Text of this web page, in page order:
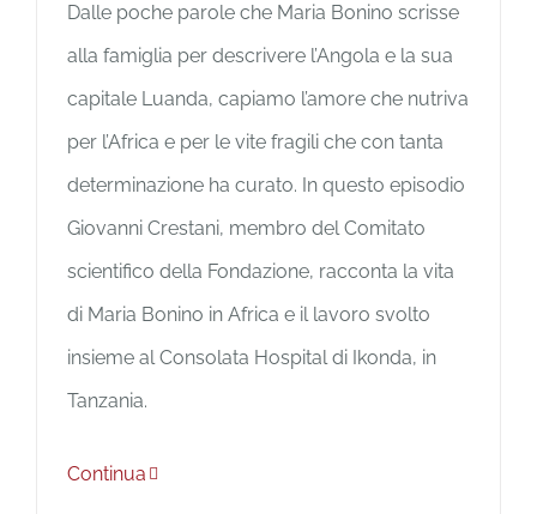
Dalle poche parole che Maria Bonino scrisse
alla famiglia per descrivere l’Angola e la sua
capitale Luanda, capiamo l’amore che nutriva
per l’Africa e per le vite fragili che con tanta
determinazione ha curato. In questo episodio
Giovanni Crestani, membro del Comitato
scientifico della Fondazione, racconta la vita
di Maria Bonino in Africa e il lavoro svolto
insieme al Consolata Hospital di Ikonda, in
Tanzania.
Continua